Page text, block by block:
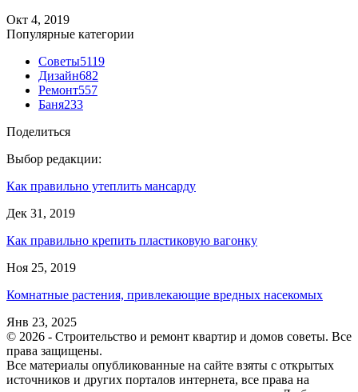
Окт 4, 2019
Популярные категории
Советы5119
Дизайн682
Ремонт557
Баня233
Поделиться
Выбор редакции:
Как правильно утеплить мансарду
Дек 31, 2019
Как правильно крепить пластиковую вагонку
Ноя 25, 2019
Комнатные растения, привлекающие вредных насекомых
Янв 23, 2025
© 2026 - Строительство и ремонт квартир и домов советы. Все
права защищены.
Все материалы опубликованные на сайте взяты с открытых
источников и других порталов интернета, все права на